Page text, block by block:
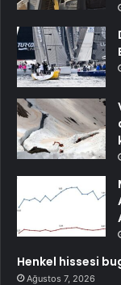
Henkel hissesi
Ağustos 7, 2026